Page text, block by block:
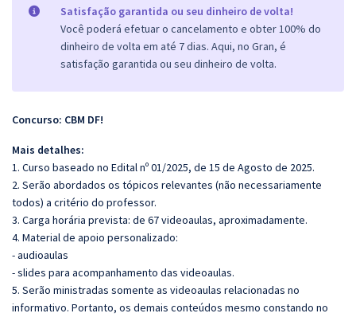
Satisfação garantida ou seu dinheiro de volta!
Você poderá efetuar o cancelamento e obter 100% do
dinheiro de volta em até 7 dias. Aqui, no Gran, é
satisfação garantida ou seu dinheiro de volta.
Concurso: CBM DF!
Mais detalhes:
1. Curso baseado no Edital nº 01/2025, de 15 de Agosto de 2025.
2. Serão abordados os tópicos relevantes (não necessariamente
todos) a critério do professor.
3. Carga horária prevista: de 67 videoaulas, aproximadamente.
4. Material de apoio personalizado:
- audioaulas
- slides para acompanhamento das videoaulas.
5. Serão ministradas somente as videoaulas relacionadas no
informativo. Portanto, os demais conteúdos mesmo constando no